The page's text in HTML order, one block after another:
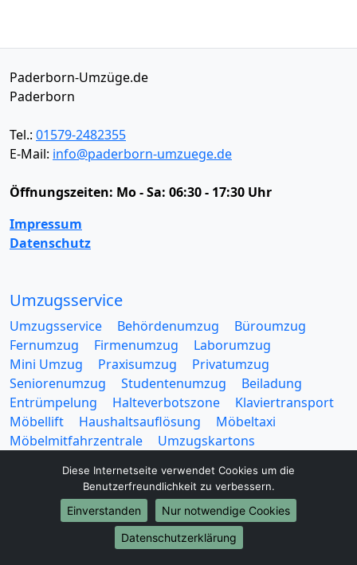
Paderborn-Umzüge.de
Paderborn
Tel.: 01579-2482355
E-Mail: info@paderborn-umzuege.de
Öffnungszeiten: Mo - Sa: 06:30 - 17:30 Uhr
Impressum
Datenschutz
Umzugsservice
Umzugsservice Behördenumzug
Büroumzug
Fernumzug
Firmenumzug
Laborumzug
Mini Umzug
Praxisumzug
Privatumzug
Seniorenumzug
Studentenumzug
Beiladung
Entrümpelung
Halteverbotszone
Klaviertransport
Möbellift
Haushaltsauflösung
Möbeltaxi
Möbelmitfahrzentrale
Umzugskartons
Europa-Umzüge
Diese Internetseite verwendet Cookies um die
Benutzerfreundlichkeit zu verbessern.
Einverstanden
Nur notwendige Cookies
Datenschutzerklärung